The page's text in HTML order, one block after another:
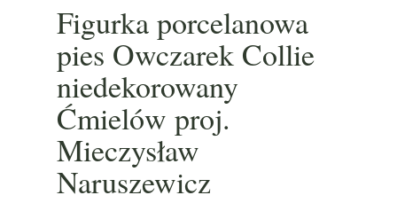
Figurka porcelanowa
pies Owczarek Collie
niedekorowany
Ćmielów proj.
Mieczysław
Naruszewicz